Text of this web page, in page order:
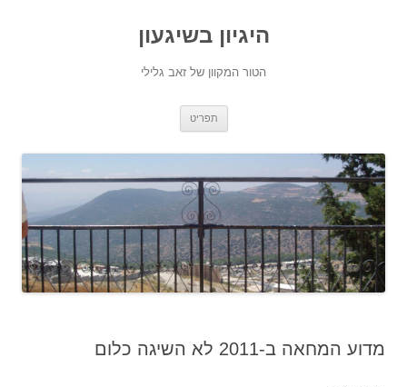
היגיון בשיגעון
הטור המקוון של זאב גלילי
תפריט
מדוע המחאה ב-2011 לא השיגה כלום